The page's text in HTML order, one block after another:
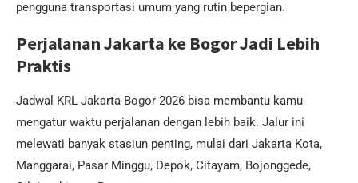
pengguna transportasi umum yang rutin bepergian.
Perjalanan Jakarta ke Bogor Jadi Lebih
Praktis
Jadwal KRL Jakarta Bogor 2026 bisa membantu kamu
mengatur waktu perjalanan dengan lebih baik. Jalur ini
melewati banyak stasiun penting, mulai dari Jakarta Kota,
Manggarai, Pasar Minggu, Depok, Citayam, Bojonggede,